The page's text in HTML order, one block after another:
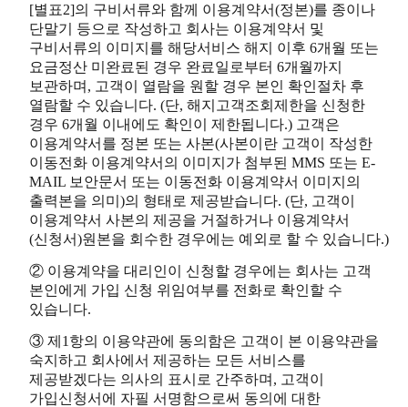
[별표2]의 구비서류와 함께 이용계약서(정본)를 종이나
단말기 등으로 작성하고 회사는 이용계약서 및
구비서류의 이미지를 해당서비스 해지 이후 6개월 또는
요금정산 미완료된 경우 완료일로부터 6개월까지
보관하며, 고객이 열람을 원할 경우 본인 확인절차 후
열람할 수 있습니다. (단, 해지고객조회제한을 신청한
경우 6개월 이내에도 확인이 제한됩니다.) 고객은
이용계약서를 정본 또는 사본(사본이란 고객이 작성한
이동전화 이용계약서의 이미지가 첨부된 MMS 또는 E-
MAIL 보안문서 또는 이동전화 이용계약서 이미지의
출력본을 의미)의 형태로 제공받습니다. (단, 고객이
이용계약서 사본의 제공을 거절하거나 이용계약서
(신청서)원본을 회수한 경우에는 예외로 할 수 있습니다.)
② 이용계약을 대리인이 신청할 경우에는 회사는 고객
본인에게 가입 신청 위임여부를 전화로 확인할 수
있습니다.
③ 제1항의 이용약관에 동의함은 고객이 본 이용약관을
숙지하고 회사에서 제공하는 모든 서비스를
제공받겠다는 의사의 표시로 간주하며, 고객이
가입신청서에 자필 서명함으로써 동의에 대한